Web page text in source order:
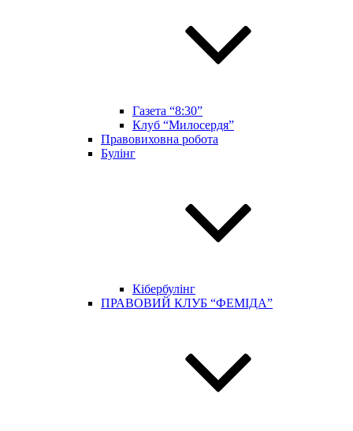
Газета “8:30”
Клуб “Милосердя”
Правовиховна робота
Булінг
Кібербулінг
ПРАВОВИЙ КЛУБ “ФЕМІДА”